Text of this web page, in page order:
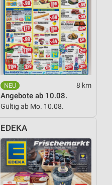
8 km
Angebote ab 10.08.
Gültig ab Mo. 10.08.
EDEKA